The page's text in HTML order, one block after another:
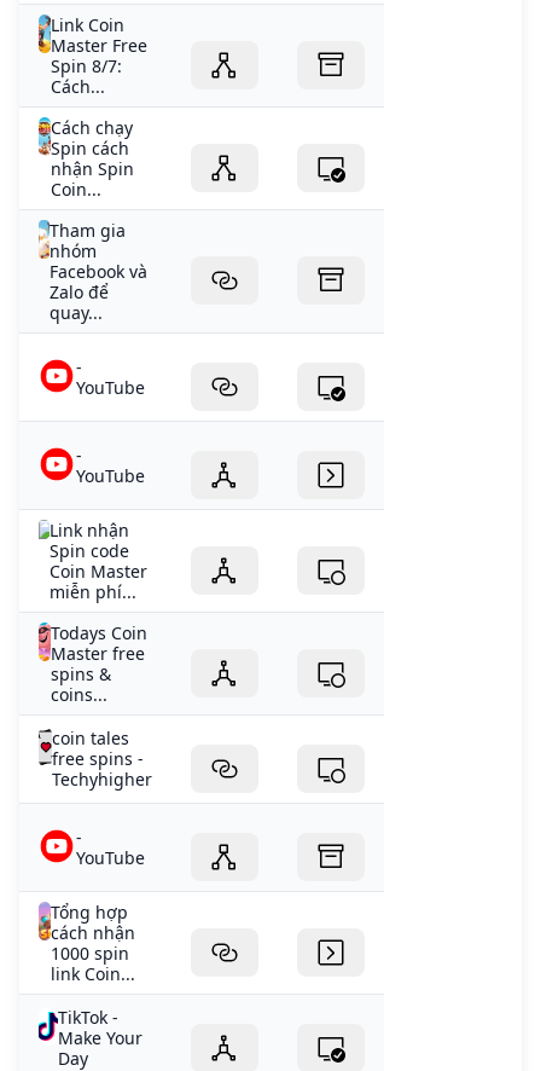
Link Coin
Master Free
Spin 8/7:
Cách...
Cách chạy
Spin cách
nhận Spin
Coin...
Tham gia
nhóm
Facebook và
Zalo để
quay...
-
YouTube
-
YouTube
Link nhận
Spin code
Coin Master
miễn phí...
Todays Coin
Master free
spins &
coins...
coin tales
free spins -
Techyhigher
-
YouTube
Tổng hợp
cách nhận
1000 spin
link Coin...
TikTok -
Make Your
Day